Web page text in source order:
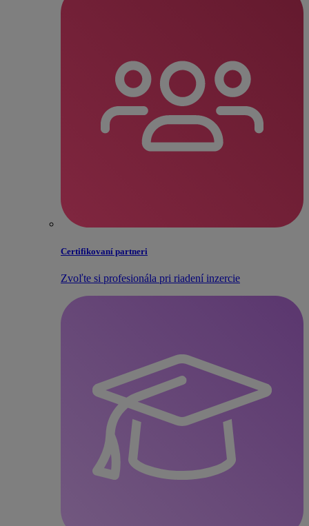
Certifikovaní partneri
Zvoľte si profesionála pri riadení inzercie